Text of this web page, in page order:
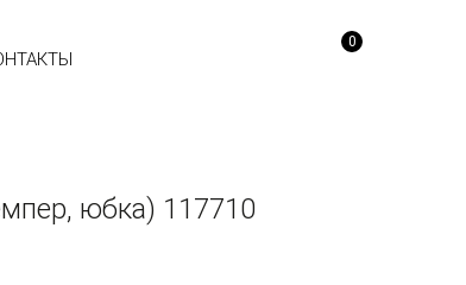
0
юбка) 117710